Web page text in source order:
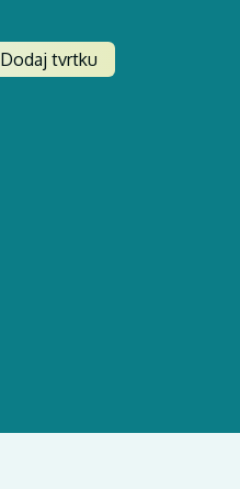
Dodaj tvrtku